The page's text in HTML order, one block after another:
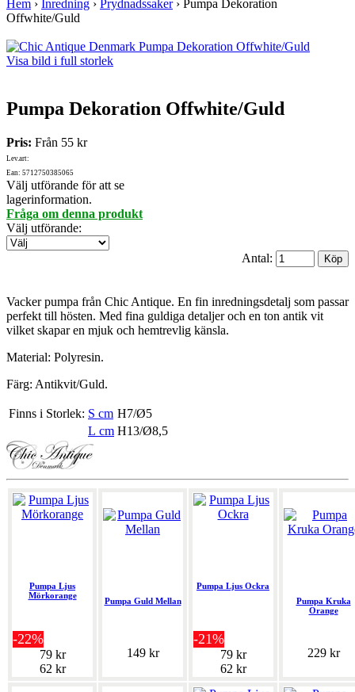
Hem › Inredning › Prydnadssaker› Pumpa Dekoration
Offwhite/Guld
Visa bild i full storlek
Pumpa Dekoration Offwhite/Guld
Pris: Från 55 kr
Lev.art:
Ean: 5712750385065
Välj utförande för att se
lagerinformation.
Fråga om denna produkt
Välj utförande:
Antal:
Vacker pumpa från Chic Antique. En fin inredningsdetalj som passar
perfekt till hösten. Med fina guldiga detaljer och en ton antik vit
vilket skapar en mjuk och hemtrevlig känsla.
Material: Polyresin.
Färg: Antikvit/Guld.
Finns i Storlek: S cm H7/Ø5
L cm H13/Ø8,5
Pumpa Ljus
Mörkorange
-22%
79 kr
62 kr
Pumpa Guld Mellan
149 kr
Pumpa Ljus Ockra
-21%
79 kr
62 kr
Pumpa Kruka
Orange
229 kr